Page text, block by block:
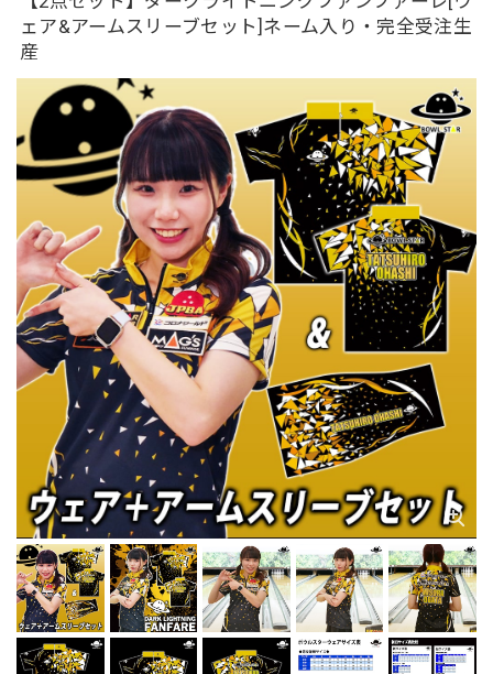
ェア&アームスリーブセット]ネーム入り・完全受注生
産